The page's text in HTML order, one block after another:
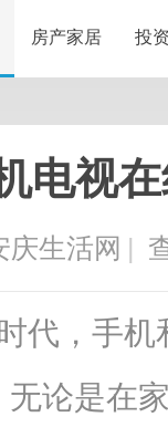
房产家居 投
电视
庆生活网 |
代，手
论是在